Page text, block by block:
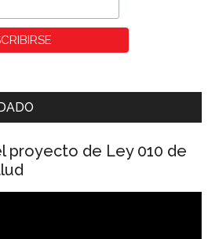
proyecto de Ley 010 de